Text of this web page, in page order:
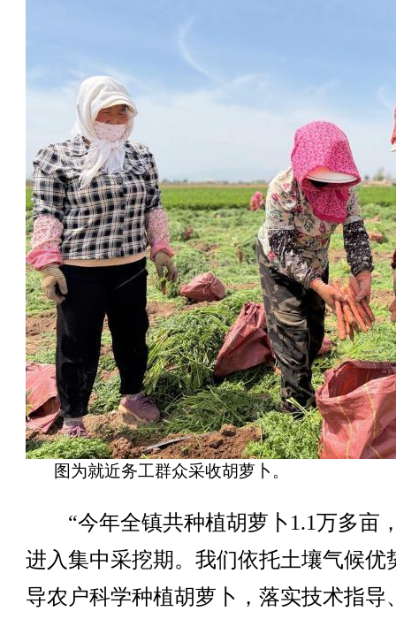
图为就近务工群众采收胡萝卜。
“今年全镇共种植胡萝卜1.1万多亩
进入集中采挖期。我们依托土壤气候优
导农户科学种植胡萝卜，落实技术指导